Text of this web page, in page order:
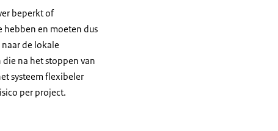
beperkt of
en moeten dus
de lokale
na het stoppen van
systeem flexibeler
per project.